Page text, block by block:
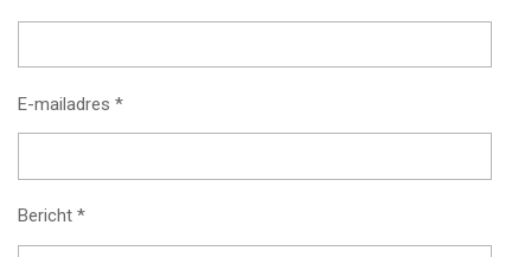
E-mailadres *
Bericht *